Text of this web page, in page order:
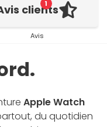
1
clients
Avis
Apple Watch
du quotidien